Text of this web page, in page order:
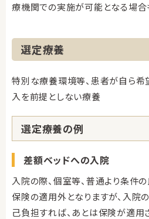
療機関での実施が可能となる場合
選定療養
特別な療養環境等、患者が自ら希
入を前提としない療養
選定療養の例
差額ベッドへの入院
入院の際、個室等、普通より条件
保険の適用外となりますが、入院
己負担すれば、あとは保険が適用